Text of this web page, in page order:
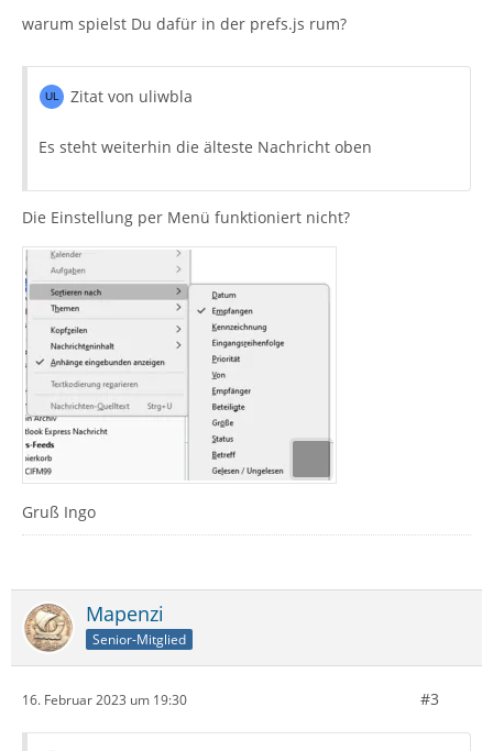
warum spielst Du dafür in der prefs.js rum?
Zitat von uliwbla
Es steht weiterhin die älteste Nachricht oben
Die Einstellung per Menü funktioniert nicht?
Gruß Ingo
Mapenzi
Senior-Mitglied
16. Februar 2023 um 19:30 #3